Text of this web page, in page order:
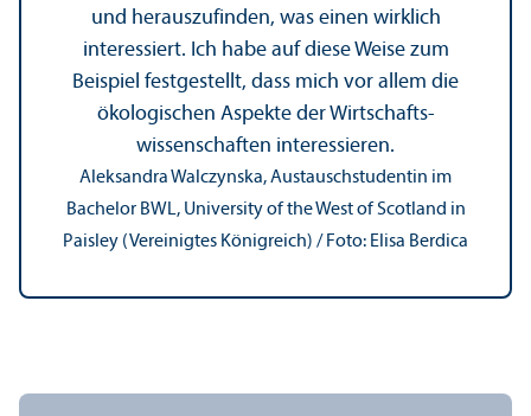
und herauszufinden, was einen wirklich
interessiert. Ich habe auf diese Weise zum
Beispiel festgestellt, dass mich vor allem die
ökologischen Aspekte der Wirtschafts­
wissenschaften interessieren.
Aleksandra Walczynska, Austauschstudentin im
Bachelor BWL, University of the West of Scotland in
Paisley (Vereinigtes Königreich) / Foto: Elisa Berdica